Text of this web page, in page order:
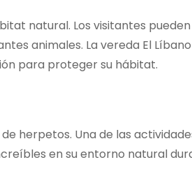
natural. Los visitantes
animales. La vereda El
para proteger su hábitat.
herpetos. Una de las
en su entorno natural